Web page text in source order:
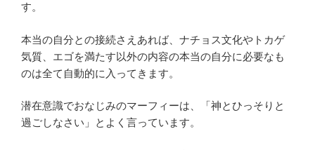
す。
本当の自分との接続さえあれば、ナチョス文化やトカゲ
気質、エゴを満たす以外の内容の本当の自分に必要なも
のは全て自動的に入ってきます。
潜在意識でおなじみのマーフィーは、「神とひっそりと
過ごしなさい」とよく言っています。